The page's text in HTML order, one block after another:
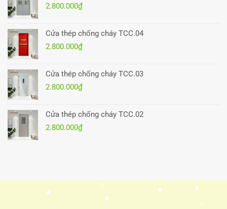
2.800.000₫
Cửa thép chống cháy TCC.04
2.800.000₫
Cửa thép chống cháy TCC.03
2.800.000₫
Cửa thép chống cháy TCC.02
2.800.000₫